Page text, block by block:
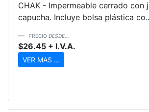
CHAK - Impermeable cerrado con
capucha. Incluye bolsa plástica
PRECIO DESDE...
$26.45 + I.V.A.
VER MAS ...